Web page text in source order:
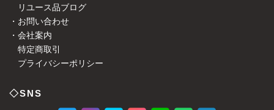
リユース品ブログ
・お問い合わせ
・会社案内
特定商取引
プライバシーポリシー
◇SNS